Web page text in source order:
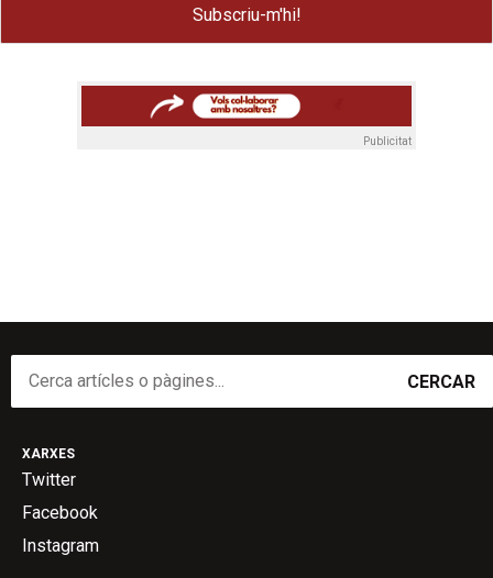
Publicitat
CERCAR
XARXES
Twitter
Facebook
Instagram